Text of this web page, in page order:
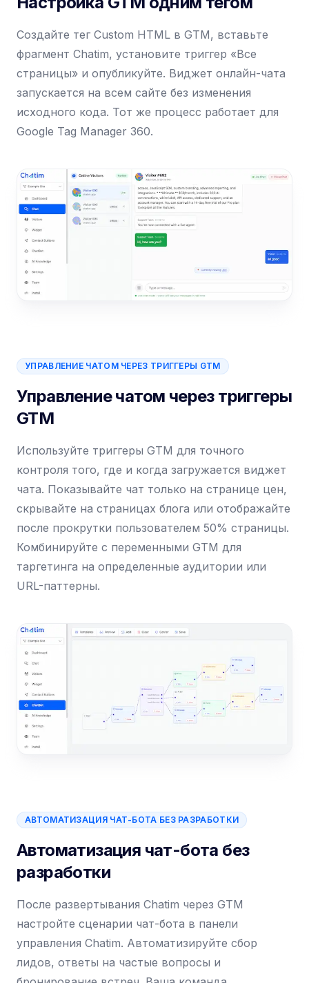
Создайте тег Custom HTML в GTM, вставьте
фрагмент Chatim, установите триггер «Все
страницы» и опубликуйте. Виджет онлайн-чата
запускается на всем сайте без изменения
исходного кода. Тот же процесс работает для
Google Tag Manager 360.
УПРАВЛЕНИЕ ЧАТОМ ЧЕРЕЗ ТРИГГЕРЫ GTM
Управление чатом через триггеры
GTM
Используйте триггеры GTM для точного
контроля того, где и когда загружается виджет
чата. Показывайте чат только на странице цен,
скрывайте на страницах блога или отображайте
после прокрутки пользователем 50% страницы.
Комбинируйте с переменными GTM для
таргетинга на определенные аудитории или
URL-паттерны.
АВТОМАТИЗАЦИЯ ЧАТ-БОТА БЕЗ РАЗРАБОТКИ
Автоматизация чат-бота без
разработки
После развертывания Chatim через GTM
настройте сценарии чат-бота в панели
управления Chatim. Автоматизируйте сбор
лидов, ответы на частые вопросы и